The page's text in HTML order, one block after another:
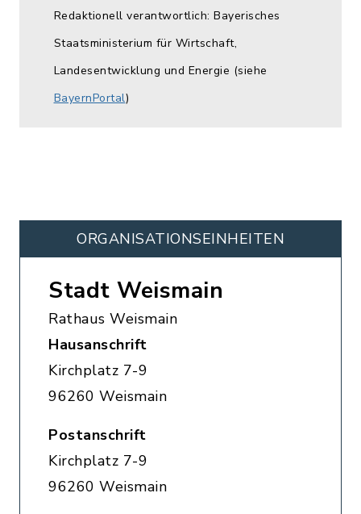
Redaktionell verantwortlich: Bayerisches
Staatsministerium für Wirtschaft,
Landesentwicklung und Energie (siehe
BayernPortal)
ORGANISATIONS­EINHEITEN
Stadt Weismain
Rathaus Weismain
Hausanschrift
Kirchplatz 7-9
96260 Weismain
Postanschrift
Kirchplatz 7-9
96260 Weismain